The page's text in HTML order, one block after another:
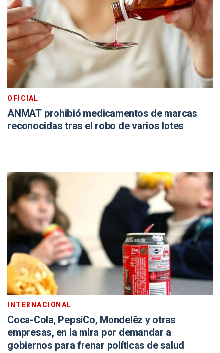
OFICIAL
ANMAT prohibió medicamentos de marcas
reconocidas tras el robo de varios lotes
INTERNACIONAL
Coca-Cola, PepsiCo, Mondelēz y otras
empresas, en la mira por demandar a
gobiernos para frenar políticas de salud